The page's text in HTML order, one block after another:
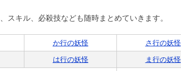
スキル、必殺技なども随時まとめていきます。
か行の妖怪 さ行の妖怪
は行の妖怪 ま行の妖怪